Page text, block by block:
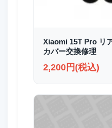
Xiaomi 15T Pro リ
カバー交換修理
2,200円(税込)